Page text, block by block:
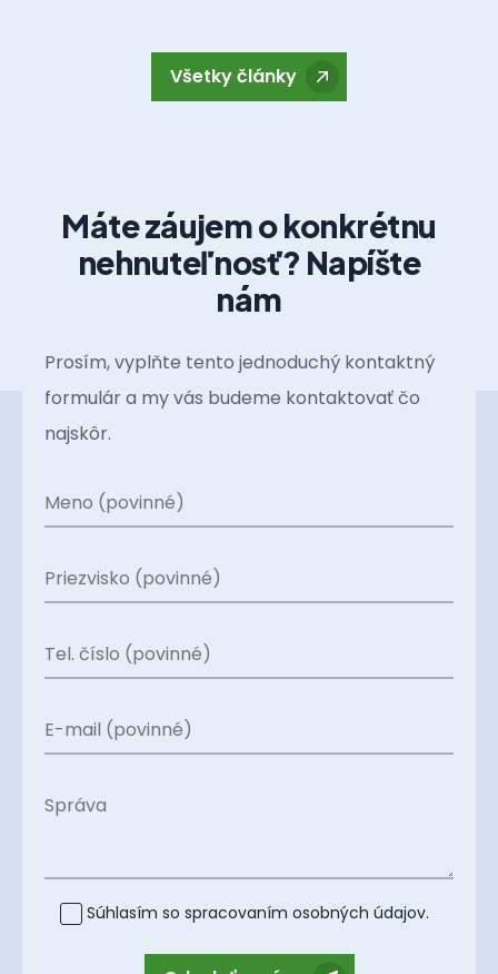
Všetky články
Máte záujem o konkrétnu
nehnuteľnosť? Napíšte
nám
Prosím, vyplňte tento jednoduchý kontaktný
formulár a my vás budeme kontaktovať čo
najskôr.
Meno (povinné)
Priezvisko (povinné)
Tel. číslo (povinné)
E-mail (povinné)
Správa
Súhlasím so spracovaním osobných údajov.